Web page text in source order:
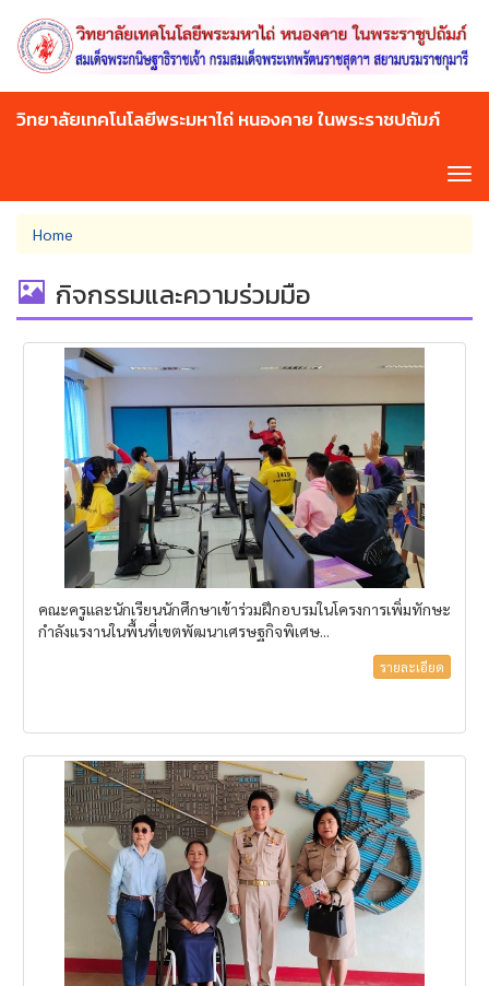
main
content
วิทยาลัยเทคโนโลยีพระมหาไถ่ หนองคาย ในพระราชปถัมภ์
You
are
here
Home
กิจกรรมและความร่วมมือ
คณะครูและนักเรียนนักศึกษาเข้าร่วมฝึกอบรมในโครงการเพิ่มทักษะ
กำลังแรงานในพื้นที่เขตพัฒนาเศรษฐกิจพิเศษ...
รายละเอียด